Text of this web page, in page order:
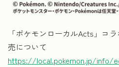
「ポケモンローカルActs」コ
売について
https://local.pokemon.jp/info/